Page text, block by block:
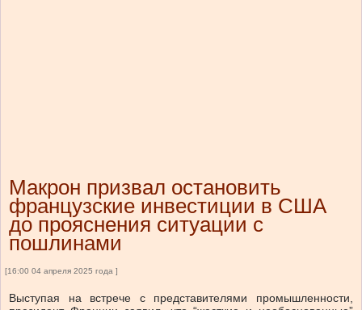
Макрон призвал остановить
французские инвестиции в США
до прояснения ситуации с
пошлинами
[16:00 04 апреля 2025 года ]
Выступая на встрече с представителями промышленности,